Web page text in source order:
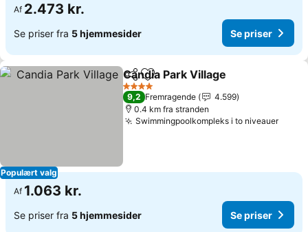
Af 2.473 kr.
Se priser fra 5 hjemmesider Se priser
Populært valg
Del Føj til favoritter
Candia Park Village
4 Stjerner
9,2 Fremragende
4.599
0.4 km fra stranden
Swimmingpoolkompleks i to niveauer
Af 1.063 kr.
Se priser fra 5 hjemmesider Se priser